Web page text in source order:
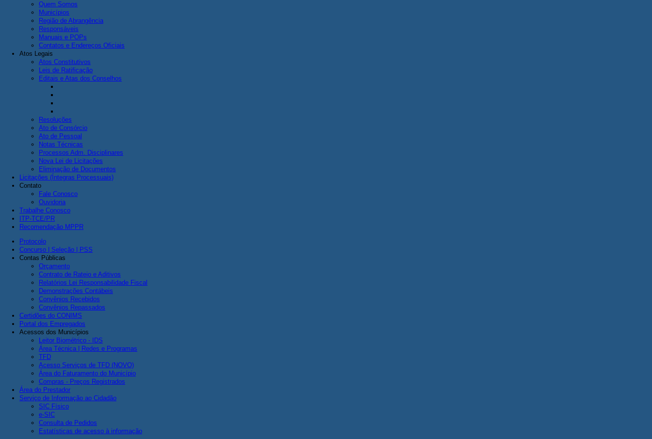
Quem Somos
Municípios
Região de Abrangência
Responsáveis
Manuais e POPs
Contatos e Endereços Oficiais
Atos Legais
Atos Constitutivos
Leis de Ratificação
Editais e Atas dos Conselhos
Resoluções
Ato de Consórcio
Ato de Pessoal
Notas Técnicas
Processos Adm. Disciplinares
Nova Lei de Licitações
Eliminação de Documentos
Licitações (Íntegras Processuais)
Contato
Fale Conosco
Ouvidoria
Trabalhe Conosco
ITP-TCE/PR
Recomendação MPPR
Protocolo
Concurso | Seleção | PSS
Contas Públicas
Orçamento
Contrato de Rateio e Aditivos
Relatórios Lei Responsabilidade Fiscal
Demonstrações Contábeis
Convênios Recebidos
Convênios Repassados
Certidões do CONIMS
Portal dos Empregados
Acessos dos Municípios
Leitor Biométrico - IDS
Área Técnica | Redes e Programas
TFD
Acesso Serviços de TFD (NOVO)
Área do Faturamento do Município
Compras - Preços Registrados
Área do Prestador
Serviço de Informação ao Cidadão
SIC Físico
e-SIC
Consulta de Pedidos
Estatísticas de acesso à informação